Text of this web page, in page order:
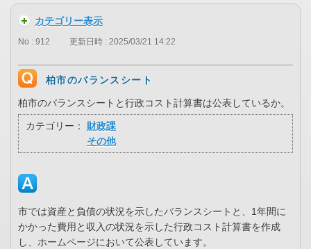
カテゴリー表示
No : 912 更新日時 : 2025/03/21 14:22
柏市のバランスシート
柏市のバランスシートと行政コスト計算書は公表しているか。
カテゴリー：
財政課
その他
市では資産と負債の状況を示したバランスシートと、1年間に
かかった費用と収入の状況を示した行政コスト計算書を作成
し、ホームページにおいて公表しています。